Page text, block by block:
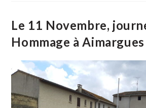
D’Aimargues
Le 11 Novembre,
Hommage à Aimargues